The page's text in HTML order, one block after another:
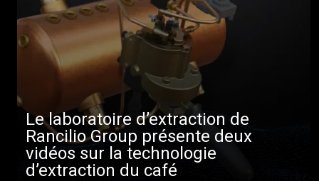
Le laboratoire d’extraction de
Rancilio Group présente deux
vidéos sur la technologie
d’extraction du café